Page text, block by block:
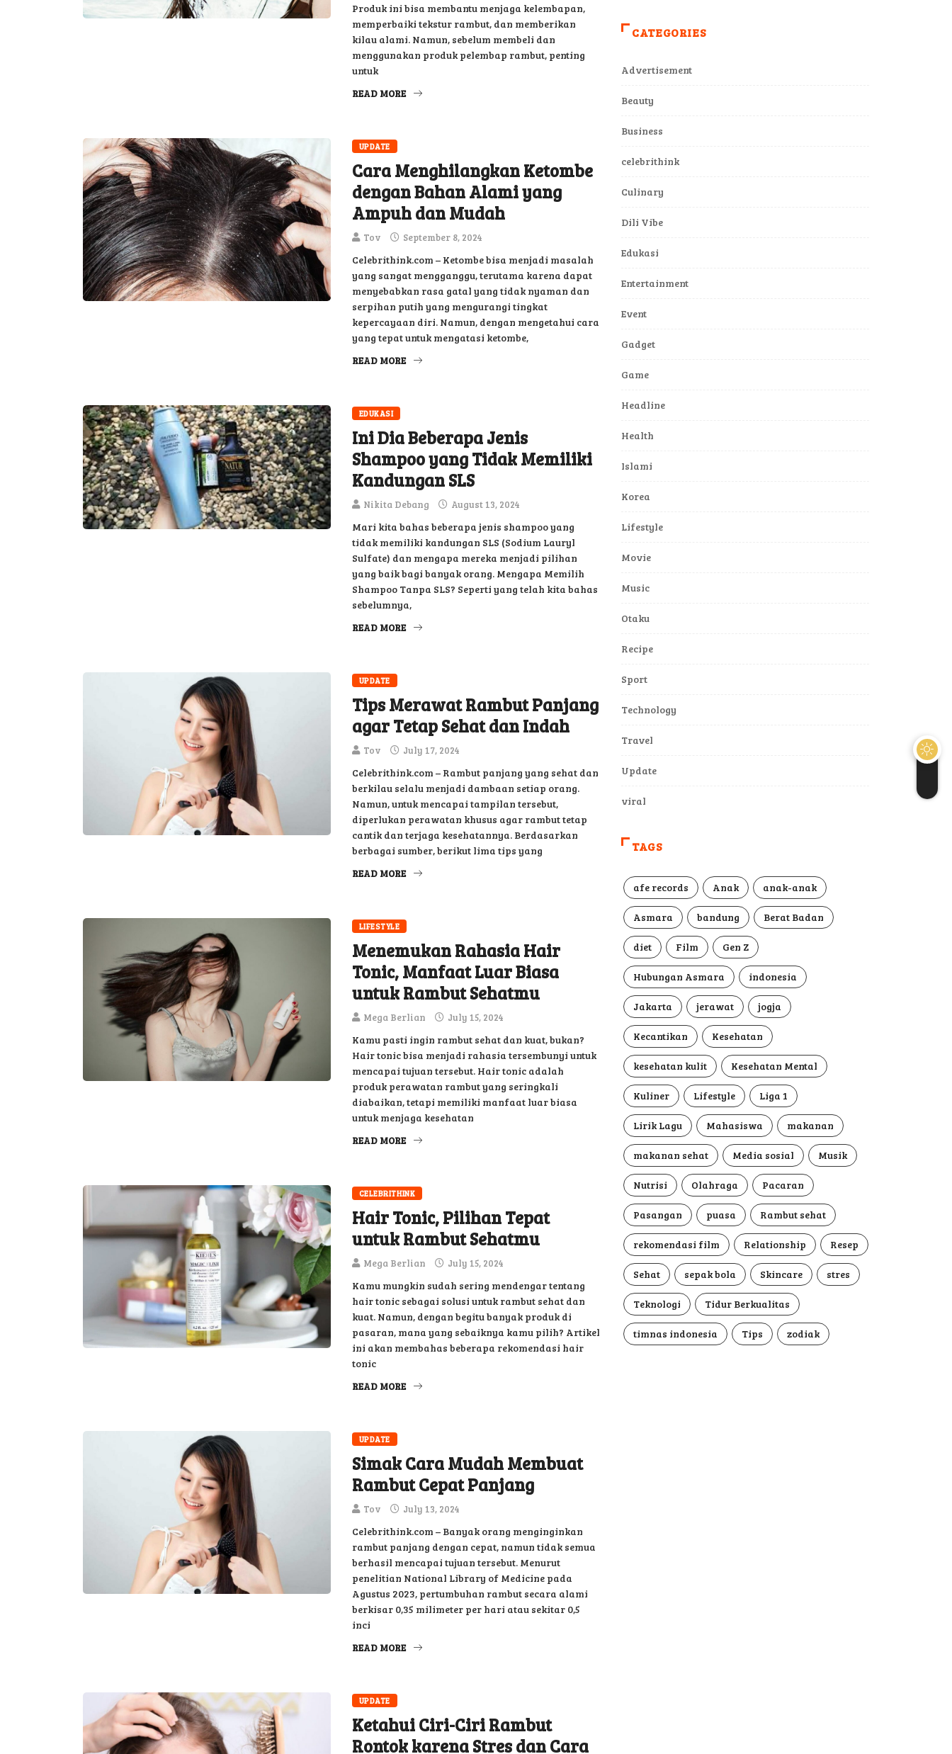
Produk ini bisa membantu menjaga kelembapan,
memperbaiki tekstur rambut, dan memberikan
kilau alami. Namun, sebelum membeli dan
menggunakan produk pelembap rambut, penting
untuk
READ MORE
UPDATE
Cara Menghilangkan Ketombe
dengan Bahan Alami yang
Ampuh dan Mudah
Tov September 8, 2024
Celebrithink.com – Ketombe bisa menjadi masalah
yang sangat mengganggu, terutama karena dapat
menyebabkan rasa gatal yang tidak nyaman dan
serpihan putih yang mengurangi tingkat
kepercayaan diri. Namun, dengan mengetahui cara
yang tepat untuk mengatasi ketombe,
READ MORE
EDUKASI
Ini Dia Beberapa Jenis
Shampoo yang Tidak Memiliki
Kandungan SLS
Nikita Debang August 13, 2024
Mari kita bahas beberapa jenis shampoo yang
tidak memiliki kandungan SLS (Sodium Lauryl
Sulfate) dan mengapa mereka menjadi pilihan
yang baik bagi banyak orang. Mengapa Memilih
Shampoo Tanpa SLS? Seperti yang telah kita bahas
sebelumnya,
READ MORE
UPDATE
Tips Merawat Rambut Panjang
agar Tetap Sehat dan Indah
Tov July 17, 2024
Celebrithink.com – Rambut panjang yang sehat dan
berkilau selalu menjadi dambaan setiap orang.
Namun, untuk mencapai tampilan tersebut,
diperlukan perawatan khusus agar rambut tetap
cantik dan terjaga kesehatannya. Berdasarkan
berbagai sumber, berikut lima tips yang
READ MORE
LIFESTYLE
Menemukan Rahasia Hair
Tonic, Manfaat Luar Biasa
untuk Rambut Sehatmu
Mega Berlian July 15, 2024
Kamu pasti ingin rambut sehat dan kuat, bukan?
Hair tonic bisa menjadi rahasia tersembunyi untuk
mencapai tujuan tersebut. Hair tonic adalah
produk perawatan rambut yang seringkali
diabaikan, tetapi memiliki manfaat luar biasa
untuk menjaga kesehatan
READ MORE
CELEBRITHINK
Hair Tonic, Pilihan Tepat
untuk Rambut Sehatmu
Mega Berlian July 15, 2024
Kamu mungkin sudah sering mendengar tentang
hair tonic sebagai solusi untuk rambut sehat dan
kuat. Namun, dengan begitu banyak produk di
pasaran, mana yang sebaiknya kamu pilih? Artikel
ini akan membahas beberapa rekomendasi hair
tonic
READ MORE
UPDATE
Simak Cara Mudah Membuat
Rambut Cepat Panjang
Tov July 13, 2024
Celebrithink.com – Banyak orang menginginkan
rambut panjang dengan cepat, namun tidak semua
berhasil mencapai tujuan tersebut. Menurut
penelitian National Library of Medicine pada
Agustus 2023, pertumbuhan rambut secara alami
berkisar 0,35 milimeter per hari atau sekitar 0,5
inci
READ MORE
UPDATE
Ketahui Ciri-Ciri Rambut
Rontok karena Stres dan Cara
CATEGORIES
Advertisement
Beauty
Business
celebrithink
Culinary
Dili Vibe
Edukasi
Entertainment
Event
Gadget
Game
Headline
Health
Islami
Korea
Lifestyle
Movie
Music
Otaku
Recipe
Sport
Technology
Travel
Update
viral
TAGS
afe records Anak anak-anak
Asmara bandung Berat Badan
diet Film Gen Z
Hubungan Asmara indonesia
Jakarta jerawat jogja
Kecantikan Kesehatan
kesehatan kulit Kesehatan Mental
Kuliner Lifestyle Liga 1
Lirik Lagu Mahasiswa makanan
makanan sehat Media sosial Musik
Nutrisi Olahraga Pacaran
Pasangan puasa Rambut sehat
rekomendasi film Relationship Resep
Sehat sepak bola Skincare stres
Teknologi Tidur Berkualitas
timnas indonesia Tips zodiak